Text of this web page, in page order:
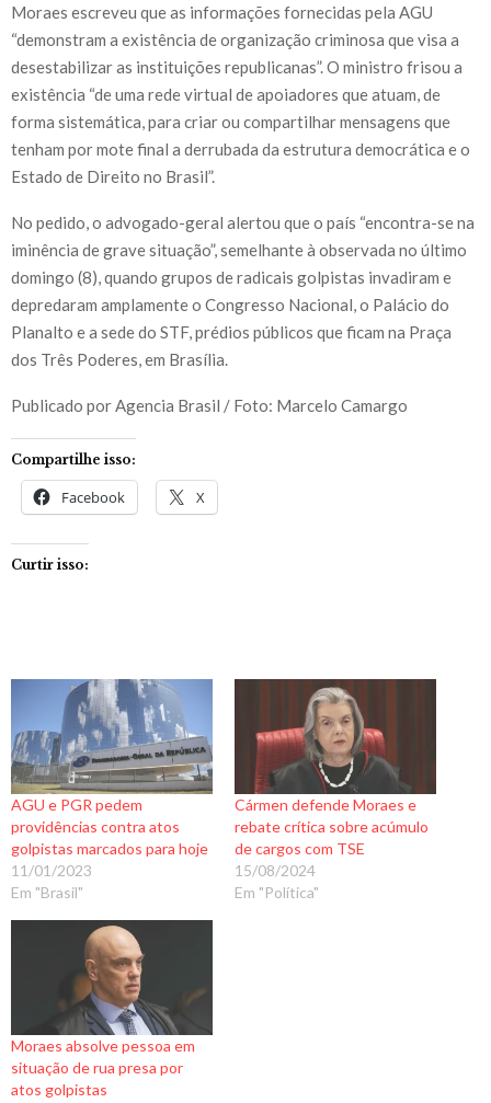
Moraes escreveu que as informações fornecidas pela AGU
“demonstram a existência de organização criminosa que visa a
desestabilizar as instituições republicanas”. O ministro frisou a
existência “de uma rede virtual de apoiadores que atuam, de
forma sistemática, para criar ou compartilhar mensagens que
tenham por mote final a derrubada da estrutura democrática e o
Estado de Direito no Brasil”.
No pedido, o advogado-geral alertou que o país “encontra-se na
iminência de grave situação”, semelhante à observada no último
domingo (8), quando grupos de radicais golpistas invadiram e
depredaram amplamente o Congresso Nacional, o Palácio do
Planalto e a sede do STF, prédios públicos que ficam na Praça
dos Três Poderes, em Brasília.
Publicado por Agencia Brasil / Foto: Marcelo Camargo
Compartilhe isso:
Facebook X
Curtir isso:
AGU e PGR pedem
providências contra atos
golpistas marcados para hoje
11/01/2023
Em "Brasil"
Cármen defende Moraes e
rebate crítica sobre acúmulo
de cargos com TSE
15/08/2024
Em "Política"
Moraes absolve pessoa em
situação de rua presa por
atos golpistas